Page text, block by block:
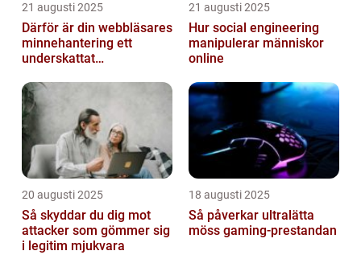
21 augusti 2025
Därför är din webbläsares
minnehantering ett
underskattat
21 augusti 2025
Hur social engineering
manipulerar människor
online
20 augusti 2025
Så skyddar du dig mot
attacker som gömmer sig
i legitim mjukvara
18 augusti 2025
Så påverkar ultralätta
möss gaming-prestandan